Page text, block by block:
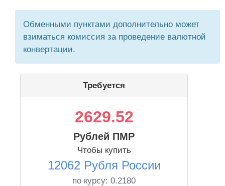
Обменными пунктами дополнительно может
взиматься комиссия за проведение валютной
конвертации.
Требуется
2629.52
Рублей ПМР
Чтобы купить
12062 Рубля России
по курсу: 0.2180